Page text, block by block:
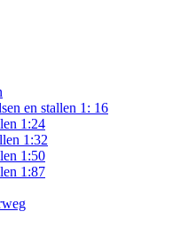
en stallen 1: 16
1:24
1:32
1:50
1:87